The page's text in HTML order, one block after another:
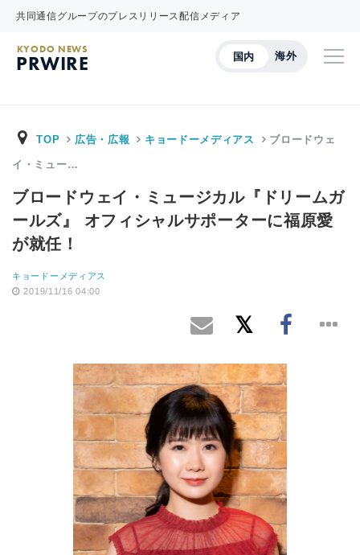
共同通信グループのプレスリリース配信メディア
国内 海外
KYODO NEWS
PRWIRE
TOP 広告・広報 キョードーメディアス ブロードウェ
イ・ミュー…
ブロードウェイ・ミュージカル『ドリームガ
ールズ』 オフィシャルサポーターに福原愛
が就任！
キョードーメディアス
2019/11/16 04:00